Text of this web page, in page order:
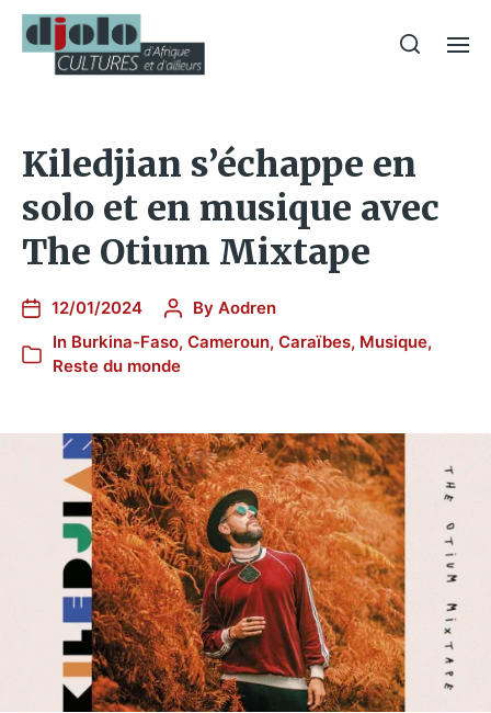
Kiledjian s’échappe en
solo et en musique avec
The Otium Mixtape
12/01/2024 By Aodren
In Burkina-Faso, Cameroun, Caraïbes, Musique,
Reste du monde